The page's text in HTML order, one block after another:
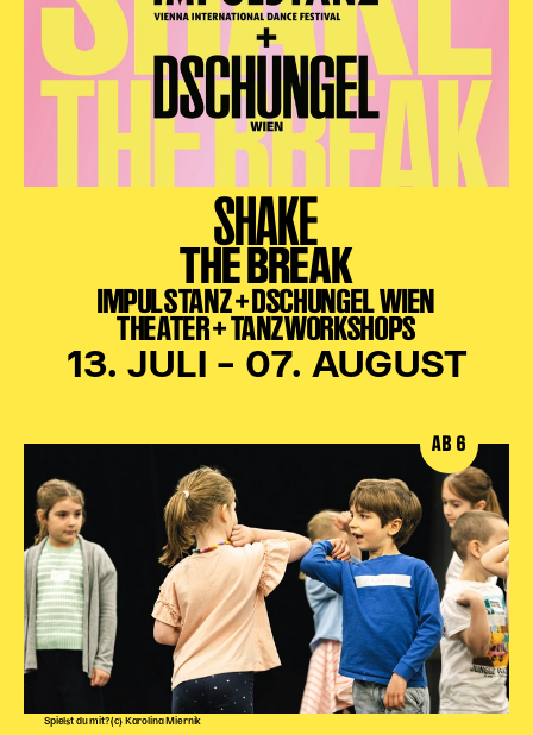
SHAKE
THE BREAK
IMPULSTANZ + DSCHUNGEL WIEN
THEATER + TANZWORKSHOPS
13. JULI – 07. AUGUST
Spielst du mit? (c) Karolina Miernik
AB 6